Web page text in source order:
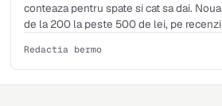
conteaza pentru spate si cat sa dai.
de la 200 la peste 500 de lei, pe
Redactia bermo